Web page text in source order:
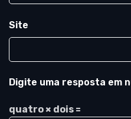
Site
Digite uma resposta em
quatro × dois =